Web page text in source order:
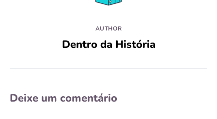
AUTHOR
Dentro da História
Deixe um comentário